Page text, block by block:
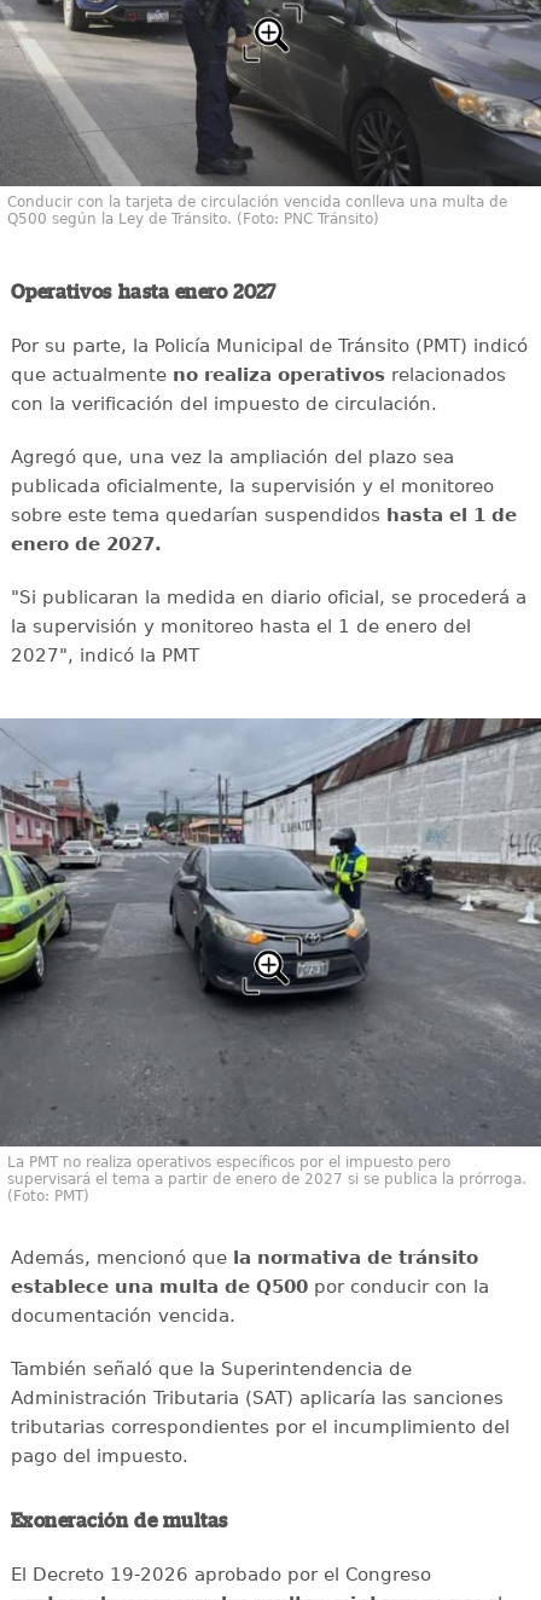
Conducir con la tarjeta de circulación vencida conlleva una multa de
Q500 según la Ley de Tránsito. (Foto: PNC Tránsito)
Operativos hasta enero 2027
Por su parte, la Policía Municipal de Tránsito (PMT) indicó
que actualmente no realiza operativosrelacionados
con la verificación del impuesto de circulación.
Agregó que, una vez la ampliación del plazo sea
publicada oficialmente, la supervisión y el monitoreo
sobre este tema quedarían suspendidos hasta el 1 de
enero de 2027.
"Si publicaran la medida en diario oficial, se procederá a
la supervisión y monitoreo hasta el 1 de enero del
2027", indicó la PMT
La PMT no realiza operativos específicos por el impuesto pero
supervisará el tema a partir de enero de 2027 si se publica la prórroga.
(Foto: PMT)
Además, mencionó que la normativa de tránsito
establece una multa de Q500por conducir con la
documentación vencida.
También señaló que la Superintendencia de
Administración Tributaria (SAT) aplicaría las sanciones
tributarias correspondientes por el incumplimiento del
pago del impuesto.
Exoneración de multas
El Decreto 19-2026 aprobado por el Congreso